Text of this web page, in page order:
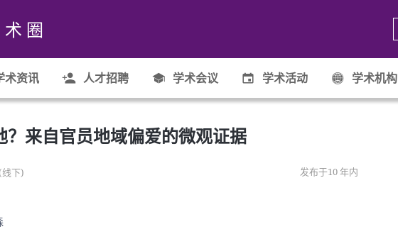
圈
术资讯 人才招聘 学术会议 学术活动 学术机构
？来自官员地域偏爱的微观证据
下) 发布于10 年内